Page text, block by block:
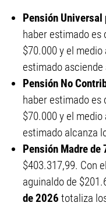
Pensión Universal
haber estimado es
$70.000 y el
estimado asciende
Pensión No
haber estimado es
$70.000 y el
estimado alcanza
Pensión Madre de
$403.317,99. Con
aguinaldo de
de 2026 totaliza